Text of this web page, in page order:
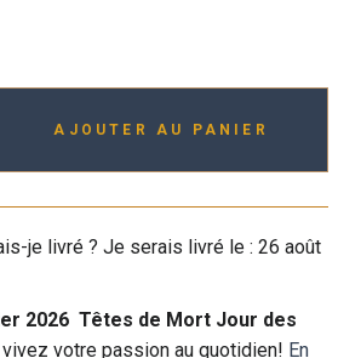
AJOUTER AU PANIER
je livré ? Je serais livré le :26 août
2026 Têtes de Mort Jour des
vivez votre passion au quotidien! En